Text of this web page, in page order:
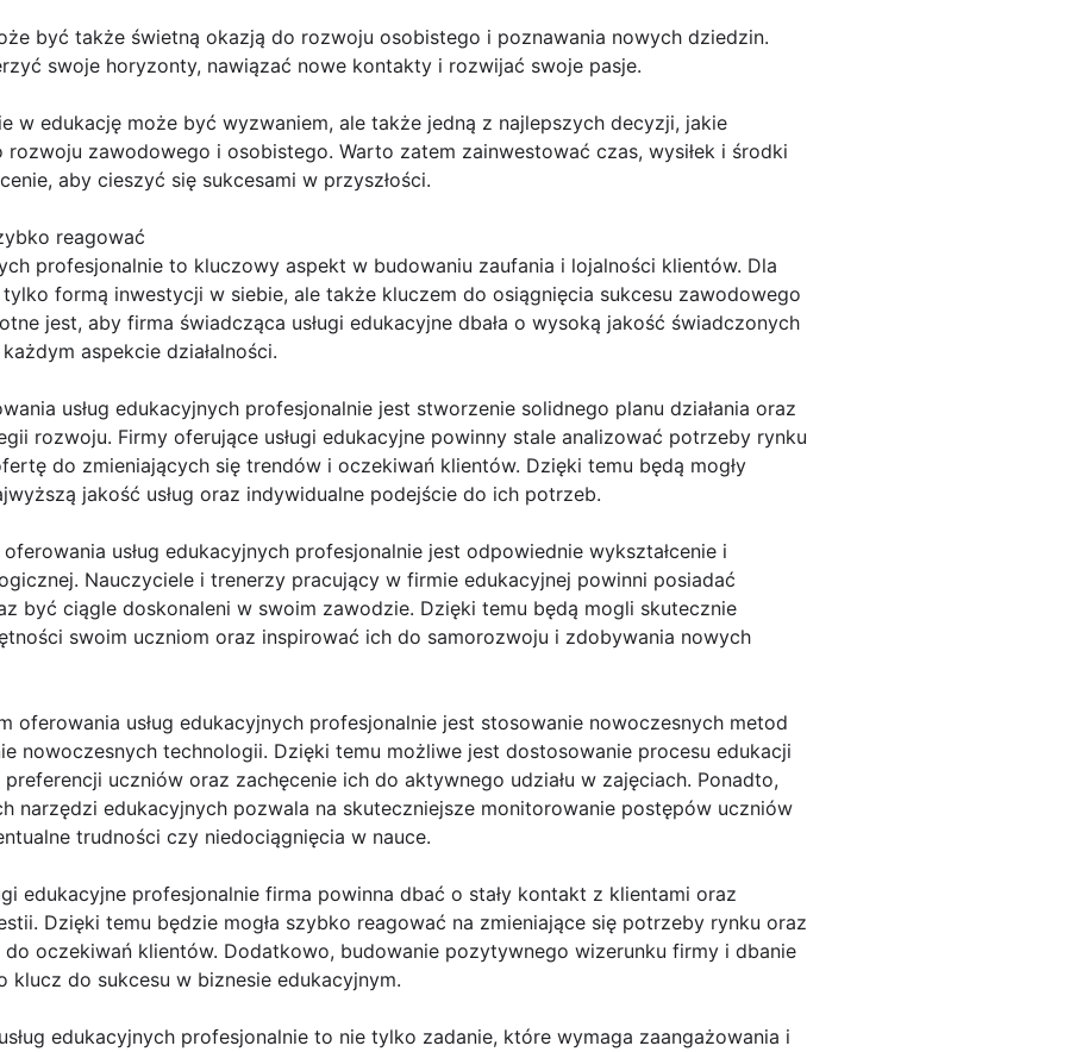
być także świetną okazją do rozwoju osobistego i poznawania nowych dziedzin.
swoje horyzonty, nawiązać nowe kontakty i rozwijać swoje pasje.
w edukację może być wyzwaniem, ale także jedną z najlepszych decyzji, jakie
zawodowego i osobistego. Warto zatem zainwestować czas, wysiłek i środki
aby cieszyć się sukcesami w przyszłości.
reagować
profesjonalnie to kluczowy aspekt w budowaniu zaufania i lojalności klientów. Dla
formą inwestycji w siebie, ale także kluczem do osiągnięcia sukcesu zawodowego
jest, aby firma świadcząca usługi edukacyjne dbała o wysoką jakość świadczonych
aspekcie działalności.
usług edukacyjnych profesjonalnie jest stworzenie solidnego planu działania oraz
rozwoju. Firmy oferujące usługi edukacyjne powinny stale analizować potrzeby rynku
do zmieniających się trendów i oczekiwań klientów. Dzięki temu będą mogły
jakość usług oraz indywidualne podejście do ich potrzeb.
usług edukacyjnych profesjonalnie jest odpowiednie wykształcenie i
Nauczyciele i trenerzy pracujący w firmie edukacyjnej powinni posiadać
być ciągle doskonaleni w swoim zawodzie. Dzięki temu będą mogli skutecznie
swoim uczniom oraz inspirować ich do samorozwoju i zdobywania nowych
oferowania usług edukacyjnych profesjonalnie jest stosowanie nowoczesnych metod
nowoczesnych technologii. Dzięki temu możliwe jest dostosowanie procesu edukacji
uczniów oraz zachęcenie ich do aktywnego udziału w zajęciach. Ponadto,
narzędzi edukacyjnych pozwala na skuteczniejsze monitorowanie postępów uczniów
trudności czy niedociągnięcia w nauce.
edukacyjne profesjonalnie firma powinna dbać o stały kontakt z klientami oraz
Dzięki temu będzie mogła szybko reagować na zmieniające się potrzeby rynku oraz
oczekiwań klientów. Dodatkowo, budowanie pozytywnego wizerunku firmy i dbanie
klucz do sukcesu w biznesie edukacyjnym.
edukacyjnych profesjonalnie to nie tylko zadanie, które wymaga zaangażowania i